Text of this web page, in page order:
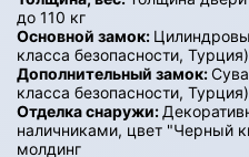
до 110 кг
Основной замок:
класса безопасности, Турция)
Дополнительный замок:
класса безопасности, Турция)
Отделка снаружи:
наличниками, цвет "Черный
молдинг